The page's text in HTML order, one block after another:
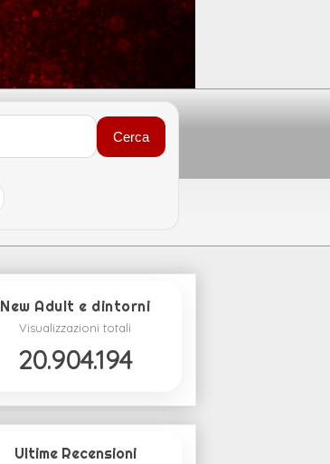
Cerca
New Adult e dintorni
Visualizzazioni totali
20.904.194
Ultime Recensioni